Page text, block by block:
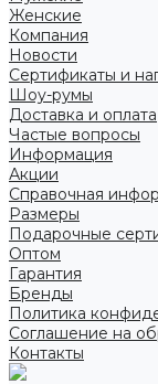
Женские
Компания
Новости
Сертификаты и
Шоу-румы
Доставка и оплата
Частые вопросы
Информация
Акции
Справочная
Размеры
Подарочные
Оптом
Гарантия
Бренды
Политика
Соглашение на
Контакты